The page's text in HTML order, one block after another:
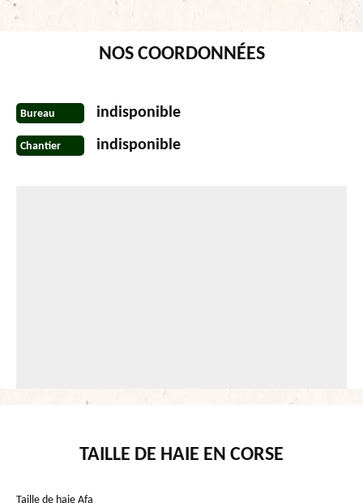
NOS COORDONNÉES
Bureau indisponible
Chantier indisponible
TAILLE DE HAIE EN CORSE
Taille de haie Afa